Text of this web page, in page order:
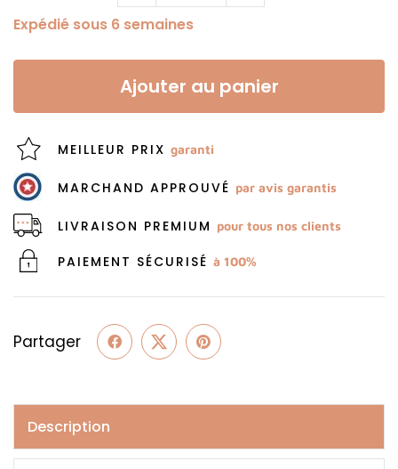
Expédié sous 6 semaines
Ajouter au panier
MEILLEUR PRIX garanti
MARCHAND APPROUVÉ par avis garantis
LIVRAISON PREMIUM pour tous nos clients
PAIEMENT SÉCURISÉ à 100%
Partager
Description